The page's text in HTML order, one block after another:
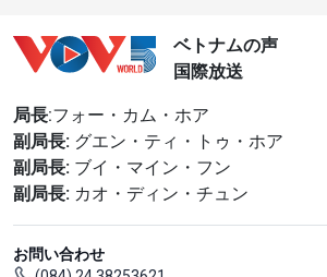
ベトナムの声
国際放送
局長:フォー・カム・ホア
副局長: グエン・ティ・トゥ・ホア
副局長: ブイ・マイン・フン
副局長: カオ・ディン・チュン
お問い合わせ